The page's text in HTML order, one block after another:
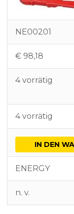
NE00201
€ 98,18
4 vorrätig
4 vorrätig
IN DEN
ENERGY
n. v.